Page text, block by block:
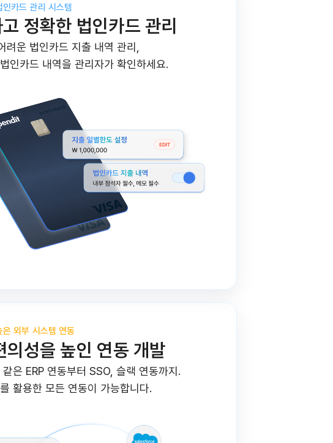
인카드 관리 시스템
정확한 법인카드 관리
려운 법인카드 지출 내역 관리,
인카드 내역을 관리자가 확인하세요.
은 외부 시스템 연동
의성을 높인 연동 개발
은 ERP 연동부터 SSO, 슬랙 연동까지.
활용한 모든 연동이 가능합니다.